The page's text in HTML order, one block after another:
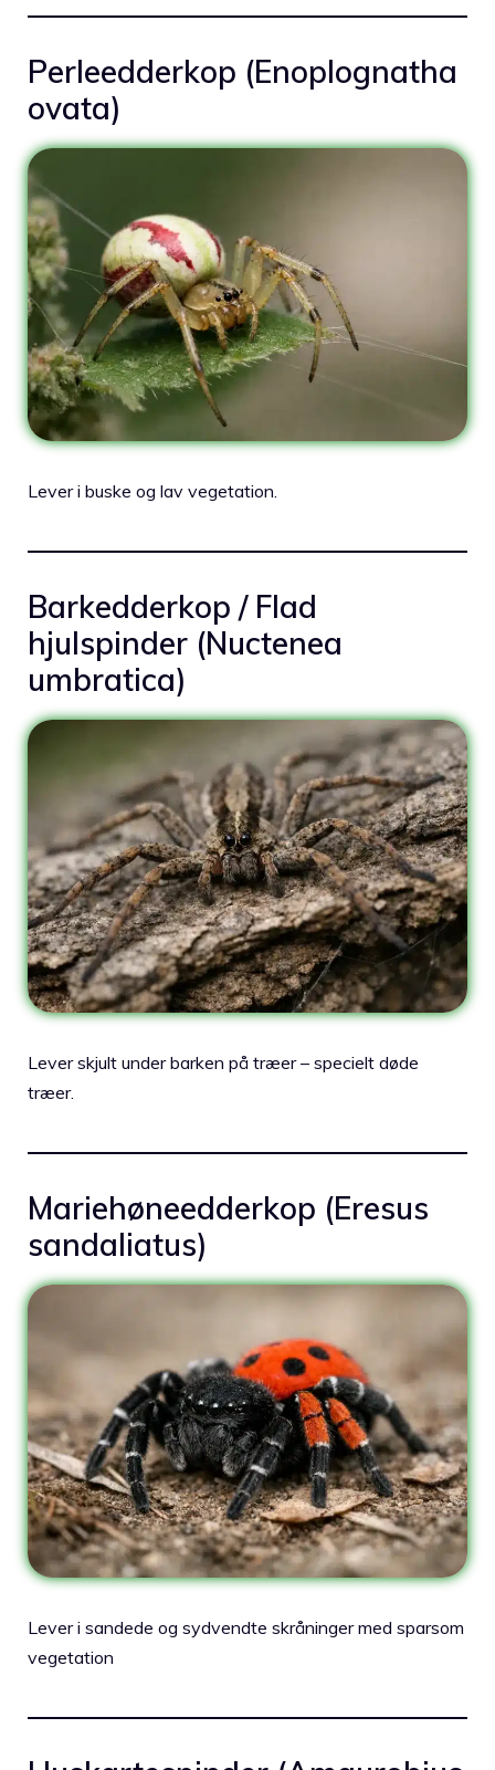
Perleedderkop (Enoplognatha
ovata)
Lever i buske og lav vegetation.
Barkedderkop / Flad
hjulspinder (Nuctenea
umbratica)
Lever skjult under barken på træer – specielt døde
træer.
Mariehøneedderkop (Eresus
sandaliatus)
Lever i sandede og sydvendte skråninger med sparsom
vegetation